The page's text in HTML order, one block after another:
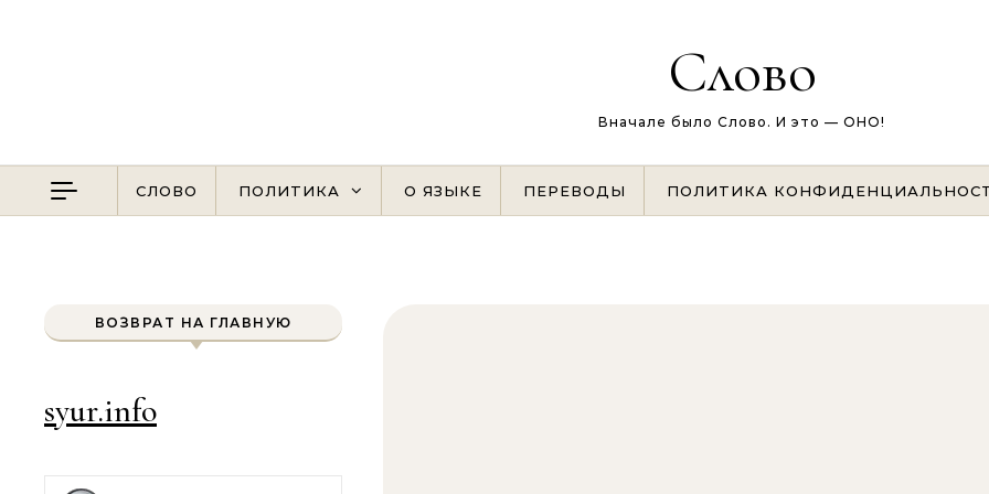
Слово
Вначале было Слово. И это — ОНО!
СЛОВО ПОЛИТИКА О ЯЗЫКЕ ПЕРЕВОДЫ ПОЛИТИКА
ВОЗВРАТ НА ГЛАВНУЮ
syur.info